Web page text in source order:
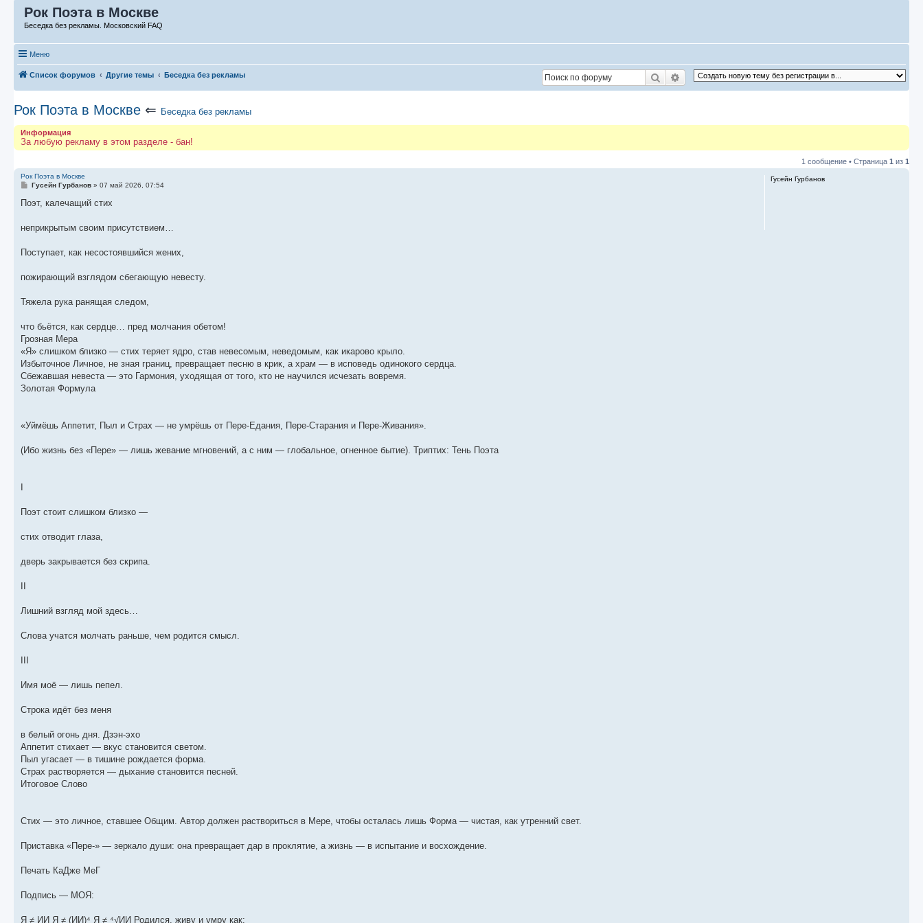
Рок Поэта в Москве
Беседка без рекламы. Московский FAQ
Меню
Список форумов Другие темы Беседка без рекламы Поиск Расширенный поиск
Рок Поэта в Москве ⇐ Беседка без рекламы
Информация
За любую рекламу в этом разделе - бан!
1 сообщение • Страница 1 из 1
Гусейн Гурбанов
Рок Поэта в Москве
С
о
е
е
Гусейн Гурбанов» 07 май 2026, 07:54
Поэт, калечащий стих
неприкрытым своим присутствием…
Поступает, как несостоявшийся жених,
пожирающий взглядом сбегающую невесту.
Тяжела рука ранящая следом,
что бьётся, как сердце… пред молчания обетом!
Грозная Мера
«Я» слишком близко — стих теряет ядро, став невесомым, неведомым, как икарово крыло.
Избыточное Личное, не зная границ, превращает песню в крик, а храм — в исповедь одинокого сердца.
Сбежавшая невеста — это Гармония, уходящая от того, кто не научился исчезать вовремя.
Золотая Формула
«Уймёшь Аппетит, Пыл и Страх — не умрёшь от Пере-Едания, Пере-Старания и Пере-Живания».
(Ибо жизнь без «Пере» — лишь жевание мгновений, а с ним — глобальное, огненное бытие). Триптих: Тень Поэта
I
Поэт стоит слишком близко —
стих отводит глаза,
дверь закрывается без скрипа.
II
Лишний взгляд мой здесь…
Слова учатся молчать раньше, чем родится смысл.
III
Имя моё — лишь пепел.
Строка идёт без меня
в белый огонь дня. Дзэн-эхо
Аппетит стихает — вкус становится светом.
Пыл угасает — в тишине рождается форма.
Страх растворяется — дыхание становится песней.
Итоговое Слово
Стих — это личное, ставшее Общим. Автор должен раствориться в Мере, чтобы осталась лишь Форма — чистая, как утренний свет.
Приставка «Пере-» — зеркало души: она превращает дар в проклятие, а жизнь — в испытание и восхождение.
Печать КаДже МеГ
Подпись — МОЯ:
Я ≠ ИИ Я ≠ (ИИ)⁴ Я ≠ ⁴√ИИ Родился, живу и умру как: